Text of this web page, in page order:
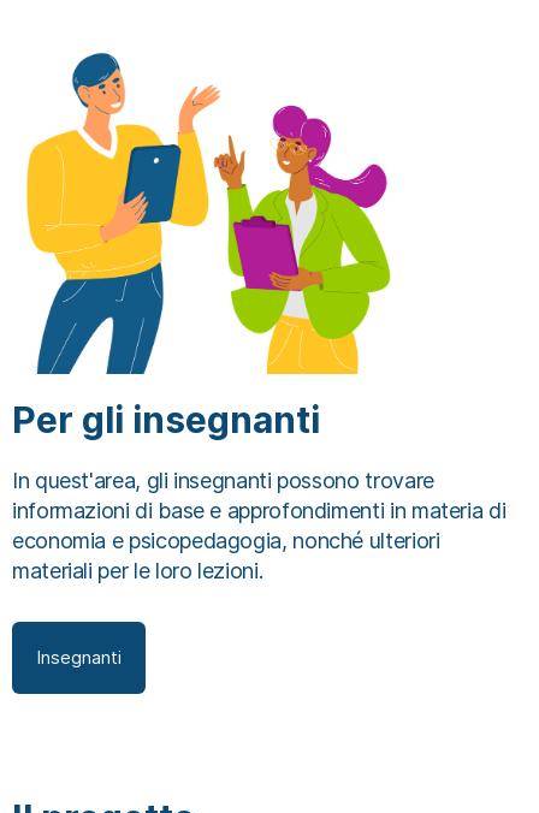
Per gli insegnanti
In quest'area, gli insegnanti possono trovare
informazioni di base e approfondimenti in materia di
economia e psicopedagogia, nonché ulteriori
materiali per le loro lezioni.
Insegnanti